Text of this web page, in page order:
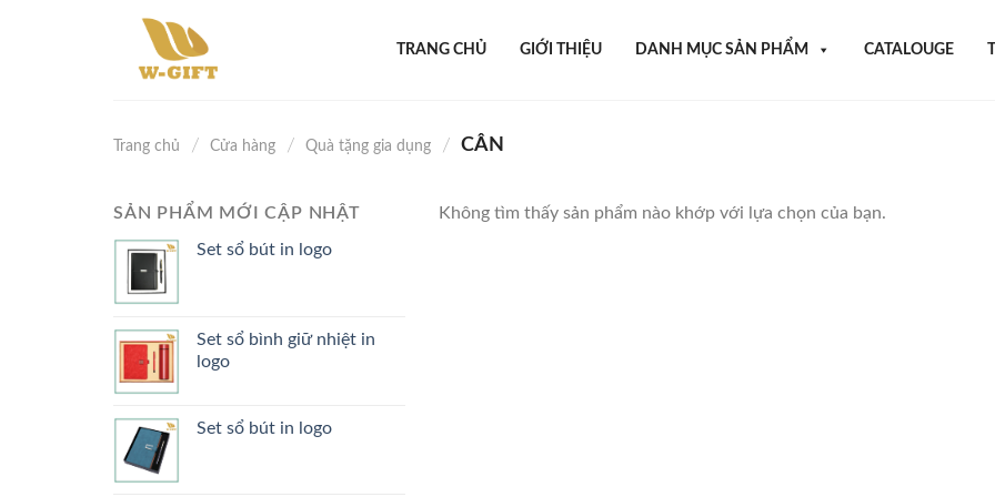
TRANG CHỦ GIỚI THIỆU DANH MỤC SẢN PHẨM CATALOUGE
Trang chủ / Cửa hàng / Quà tặng gia dụng / CÂN
SẢN PHẨM MỚI CẬP NHẬT
Set sổ bút in logo
Set sổ bình giữ nhiệt in
logo
Set sổ bút in logo
Không tìm thấy sản phẩm nào khớp với lựa chọn của bạn.